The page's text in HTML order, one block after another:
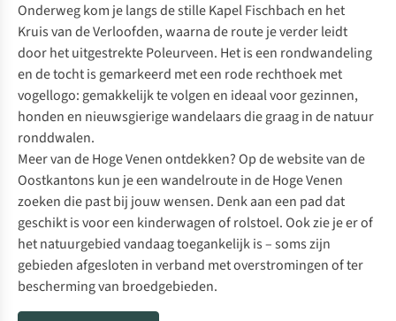
Onderweg kom je langs de stille Kapel Fischbach en het
Kruis van de Verloofden, waarna de route je verder leidt
door het uitgestrekte Poleurveen. Het is een rondwandeling
en de tocht is gemarkeerd met een rode rechthoek met
vogellogo: gemakkelijk te volgen en ideaal voor gezinnen,
honden en nieuwsgierige wandelaars die graag in de natuur
ronddwalen.
Meer van de Hoge Venen ontdekken? Op de website van de
Oostkantons kun je eenwandelroute in de Hoge Venen
zoekendie past bij jouw wensen. Denk aan een pad dat
geschikt is voor een kinderwagen of rolstoel. Ook zie je er of
het natuurgebied vandaag toegankelijk is– soms zijn
gebieden afgesloten in verband met overstromingen of ter
bescherming van broedgebieden.